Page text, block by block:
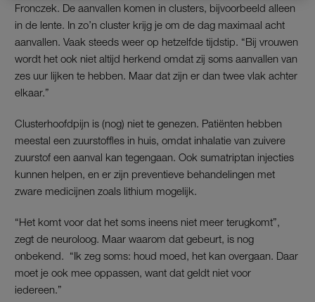
Fronczek. De aanvallen komen in clusters, bijvoorbeeld alleen
in de lente. In zo’n cluster krijg je om de dag maximaal acht
aanvallen. Vaak steeds weer op hetzelfde tijdstip. “Bij vrouwen
wordt het ook niet altijd herkend omdat zij soms aanvallen van
zes uur lijken te hebben. Maar dat zijn er dan twee vlak achter
elkaar.”
Clusterhoofdpijn is (nog) niet te genezen. Patiënten hebben
meestal een zuurstoffles in huis, omdat inhalatie van zuivere
zuurstof een aanval kan tegengaan. Ook sumatriptan injecties
kunnen helpen, en er zijn preventieve behandelingen met
zware medicijnen zoals lithium mogelijk.
“Het komt voor dat het soms ineens niet meer terugkomt”,
zegt de neuroloog. Maar waarom dat gebeurt, is nog
onbekend. “Ik zeg soms: houd moed, het kan overgaan. Daar
moet je ook mee oppassen, want dat geldt niet voor
iedereen.”